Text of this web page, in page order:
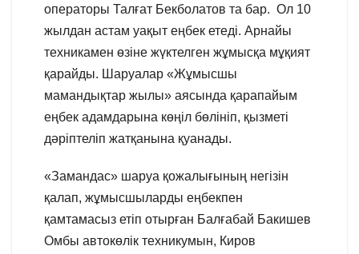
операторы Талғат Бекболатов та бар. Ол 10
жылдан астам уақыт еңбек етеді. Арнайы
техникамен өзіне жүктелген жұмысқа мұқият
қарайды. Шаруалар «Жұмысшы
мамандықтар жылы» аясында қарапайым
еңбек адамдарына көңіл бөлініп, қызметі
дәріптеліп жатқанына қуанады.
«Замандас» шаруа қожалығының негізін
қалап, жұмысшыларды еңбекпен
қамтамасыз етіп отырған Балғабай Бакишев
Омбы автокөлік техникумын, Киров